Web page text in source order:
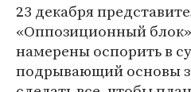
23 декабря
«Оппозиционный
намерены оспорить в
подрывающий основы